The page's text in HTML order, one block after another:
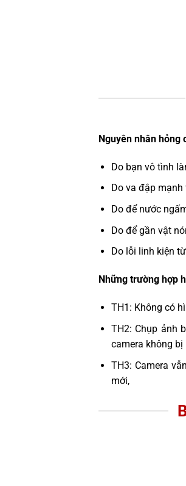
Nguyên nhân hỏng
Do bạn vô tình
Do va đập
Do để nước
Do để gần vật
Do lỗi linh kiện
Những trường hợp
TH1: Không có
TH2: Chụp ảnh
camera không
TH3: Camera
mới,